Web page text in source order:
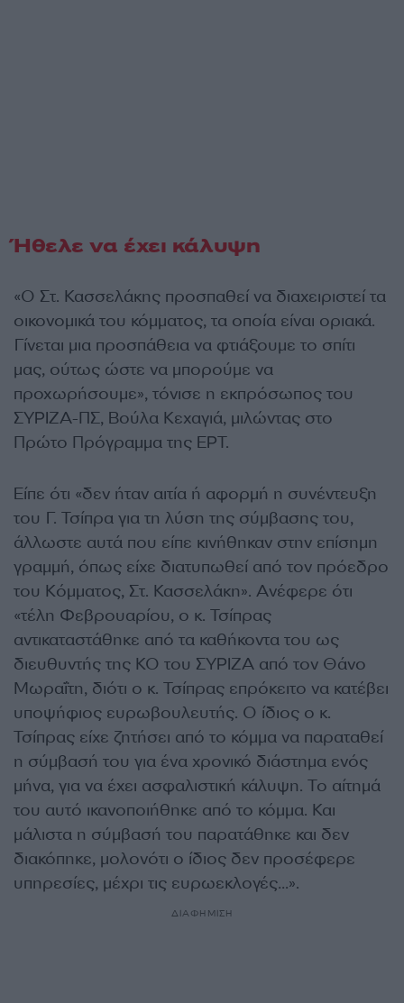
Ήθελε να έχει κάλυψη
«Ο Στ. Κασσελάκης προσπαθεί να διαχειριστεί τα
οικονομικά του κόμματος, τα οποία είναι οριακά.
Γίνεται μια προσπάθεια να φτιάξουμε το σπίτι
μας, ούτως ώστε να μπορούμε να
προχωρήσουμε», τόνισε η εκπρόσωπος του
ΣΥΡΙΖΑ-ΠΣ, Βούλα Κεχαγιά, μιλώντας στο
Πρώτο Πρόγραμμα της ΕΡΤ.
Είπε ότι «δεν ήταν αιτία ή αφορμή η συνέντευξη
του Γ. Τσίπρα για τη λύση της σύμβασης του,
άλλωστε αυτά που είπε κινήθηκαν στην επίσημη
γραμμή, όπως είχε διατυπωθεί από τον πρόεδρο
του Κόμματος, Στ. Κασσελάκη». Ανέφερε ότι
«τέλη Φεβρουαρίου, ο κ. Τσίπρας
αντικαταστάθηκε από τα καθήκοντα του ως
διευθυντής της ΚΟ του ΣΥΡΙΖΑ από τον Θάνο
Μωραΐτη, διότι ο κ. Τσίπρας επρόκειτο να κατέβει
υποψήφιος ευρωβουλευτής. Ο ίδιος ο κ.
Τσίπρας είχε ζητήσει από το κόμμα να παραταθεί
η σύμβασή του για ένα χρονικό διάστημα ενός
μήνα, για να έχει ασφαλιστική κάλυψη. Το αίτημά
του αυτό ικανοποιήθηκε από το κόμμα. Και
μάλιστα η σύμβασή του παρατάθηκε και δεν
διακόπηκε, μολονότι ο ίδιος δεν προσέφερε
υπηρεσίες, μέχρι τις ευρωεκλογές…».
ΔΙΑΦΗΜΙΣΗ